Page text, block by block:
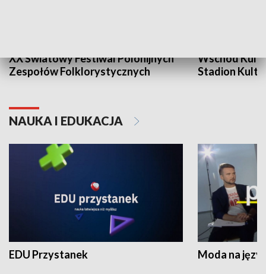
XX Światowy Festiwal Polonijnych
Zespołów Folklorystycznych
Wschód
Stadion
NAUKA I EDUKACJA
EDU Przystanek Moda na